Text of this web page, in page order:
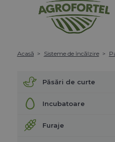
Acasă Sisteme de încălzire
Păsări de curte
Incubatoare
Furaje